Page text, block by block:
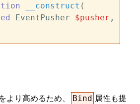
__construct (
EventPusher $pusher
より高めるため、 Bind 属性も提